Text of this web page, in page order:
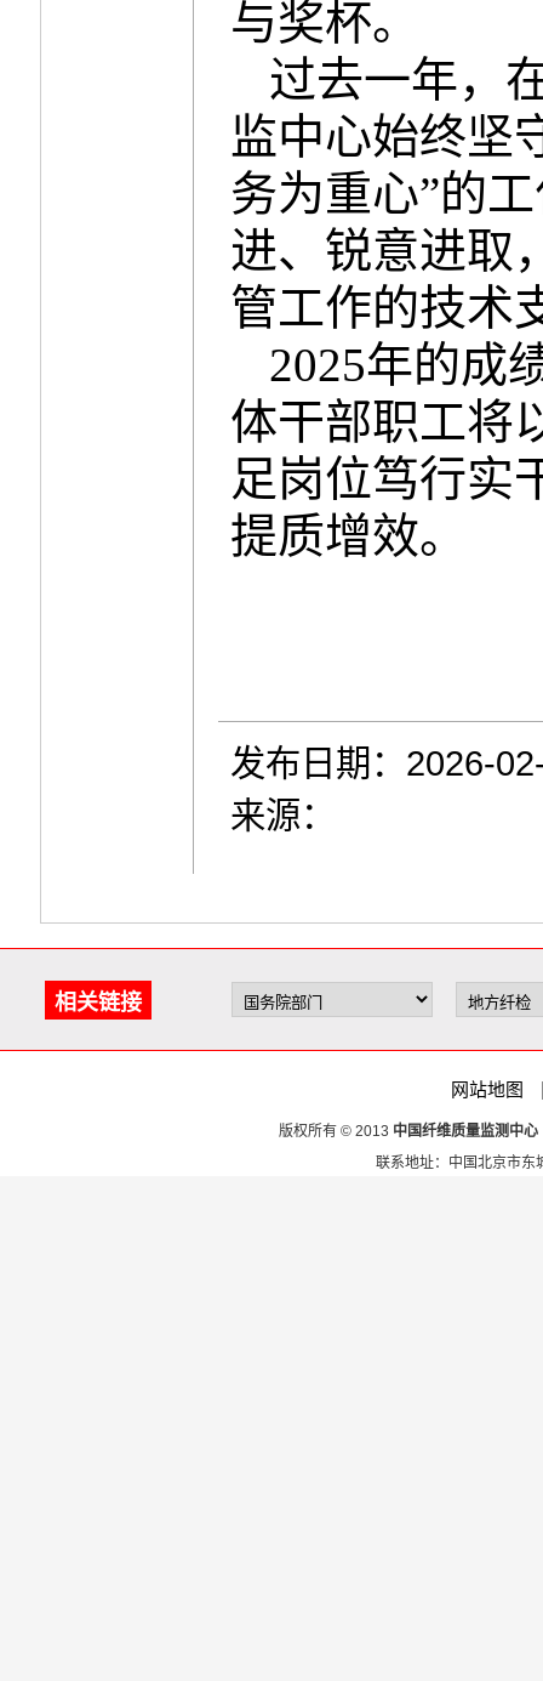
与奖杯。
过去一年，
监中心始终坚
务为重心”的
进、锐意进取
管工作的技术
2025年的成
体干部职工将
足岗位笃行实
提质增效。
发布日期：2026-
来源：
相关链接
网站地图
版权所有 © 2013 中国纤维质量监测中心
联系地址：中国北京市东